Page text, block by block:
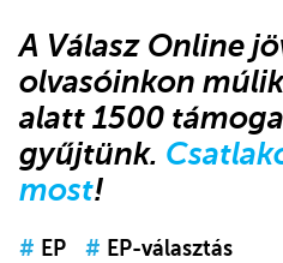
A Válasz Online
olvasóinkon
alatt 1500
gyűjtünk.
most!
# EP # EP-választás